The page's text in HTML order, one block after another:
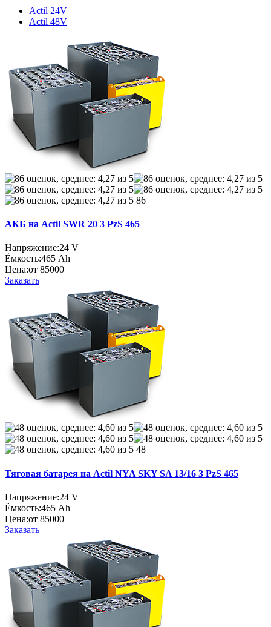
Actil 24V
Actil 48V
86
АКБ на Actil SWR 20 3 PzS 465
Напряжение:24 V
Ёмкость:465 Ah
Цена:от 85000
Заказать
48
Тяговая батарея на Actil NYA SKY SA 13/16 3 PzS 465
Напряжение:24 V
Ёмкость:465 Ah
Цена:от 85000
Заказать